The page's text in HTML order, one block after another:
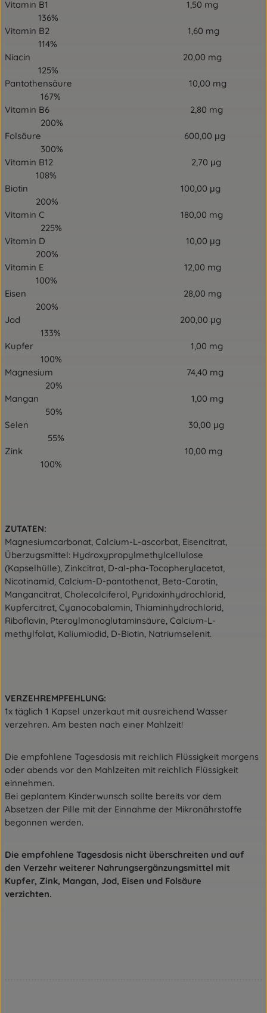
Vitamin B1 1,50 mg
136%
Vitamin B2 1,60 mg
114%
Niacin 20,00 mg
125%
Pantothensäure 10,00 mg
167%
Vitamin B6 2,80 mg
200%
Folsäure 600,00 μg
300%
Vitamin B12 2,70 μg
108%
Biotin 100,00 μg
200%
Vitamin C 180,00 mg
225%
Vitamin D 10,00 μg
200%
Vitamin E 12,00 mg
100%
Eisen 28,00 mg
200%
Jod 200,00 μg
133%
Kupfer 1,00 mg
100%
Magnesium 74,40 mg
20%
Mangan 1,00 mg
50%
Selen 30,00 μg
55%
Zink 10,00 mg
100%
ZUTATEN:
Magnesiumcarbonat, Calcium-L-ascorbat, Eisencitrat,
Überzugsmittel: Hydroxypropylmethylcellulose
(Kapselhülle), Zinkcitrat, D-al-pha-Tocopherylacetat,
Nicotinamid, Calcium-D-pantothenat, Beta-Carotin,
Mangancitrat, Cholecalciferol, Pyridoxinhydrochlorid,
Kupfercitrat, Cyanocobalamin, Thiaminhydrochlorid,
Riboflavin, Pteroylmonoglutaminsäure, Calcium-L-
methylfolat, Kaliumiodid, D-Biotin, Natriumselenit.
VERZEHREMPFEHLUNG:
1x täglich 1 Kapsel unzerkaut mit ausreichend Wasser
verzehren. Am besten nach einer Mahlzeit!
Die empfohlene Tagesdosis mit reichlich Flüssigkeit morgens
oder abends vor den Mahlzeiten mit reichlich Flüssigkeit
einnehmen.
Bei geplantem Kinderwunsch sollte bereits vor dem
Absetzen der Pille mit der Einnahme der Mikronährstoffe
begonnen werden.
Die empfohlene Tagesdosis nicht überschreiten und auf
den Verzehr weiterer Nahrungsergänzungsmittel mit
Kupfer, Zink, Mangan, Jod, Eisen und Folsäure
verzichten.